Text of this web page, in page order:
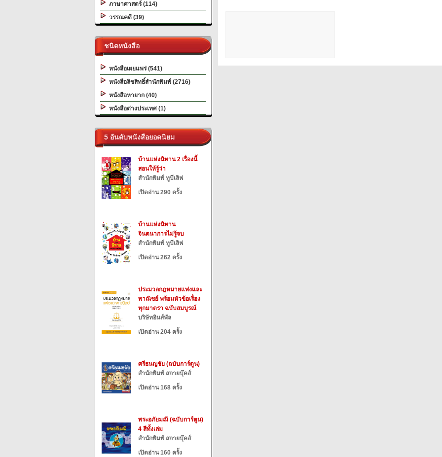
ภาษาศาสตร์ (114)
วรรณคดี (39)
ชนิดหนังสือ
หนังสือเผยแพร่ (541)
หนังสือลิขสิทธิ์สำนักพิมพ์ (2716)
หนังสือหายาก (40)
หนังสือต่างประเทศ (1)
5 อันดับหนังสือยอดนิยม
บ้านแห่งนิทาน 2 เรื่องนี้
สอนให้รู้ว่า
สำนักพิมพ์ ทูบีเลิฟ
เปิดอ่าน 290 ครั้ง
บ้านแห่งนิทาน
จินตนาการไม่รู้จบ
สำนักพิมพ์ ทูบีเลิฟ
เปิดอ่าน 262 ครั้ง
ประมวลกฎหมายแพ่งและ
พาณิชย์ พร้อมหัวข้อเรื่อง
ทุกมาตรา ฉบับสมบูรณ์
บริษัทอินส์พัล
เปิดอ่าน 204 ครั้ง
ศรีธนญชัย (ฉบับการ์ตูน)
สำนักพิมพ์ สกายบุ๊คส์
เปิดอ่าน 168 ครั้ง
พระอภัยมณี (ฉบับการ์ตูน)
4 สีทั้งเล่ม
สำนักพิมพ์ สกายบุ๊คส์
เปิดอ่าน 160 ครั้ง